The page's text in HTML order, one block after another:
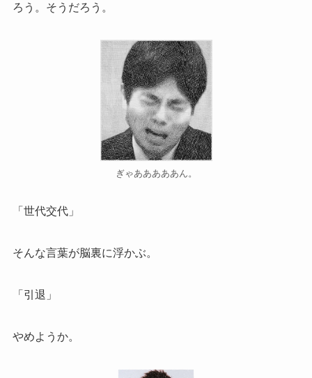
ろう。そうだろう。
ぎゃあああああん。
「世代交代」
そんな言葉が脳裏に浮かぶ。
「引退」
やめようか。